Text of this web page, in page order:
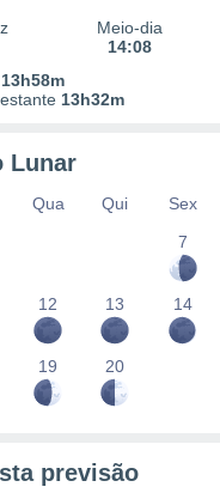
Meio-dia
14:08
13h58m
13h32m
Lunar
Qua Qui Sex
7
12 13 14
19 20
previsão